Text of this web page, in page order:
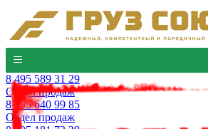
8 495 589 31 29
Отдел продаж
8 495 640 99 85
Отдел продаж